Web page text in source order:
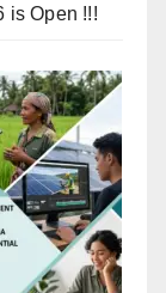
is Open !!!